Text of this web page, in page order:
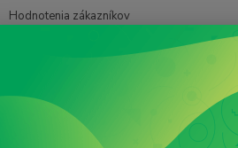
Hodnotenia zákazníkov
Tonery a náplne do tlačiarní